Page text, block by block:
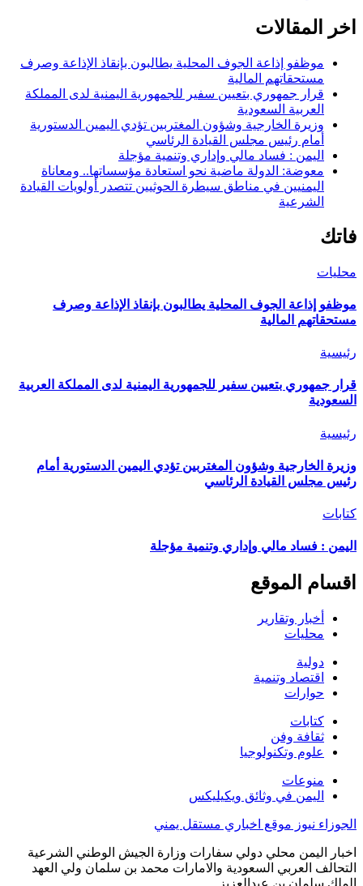
اخر المقالات
موظفو إذاعة الجوف المحلية يطالبون بإنقاذ الإذاعة وصرف
مستحقاتهم المالية
قرار جمهوري بتعيين سفير للجمهورية اليمنية لدى المملكة
العربية السعودية
وزيرة الخارجية وشؤون المغتربين تؤدي اليمين الدستورية
أمام رئيس مجلس القيادة الرئاسي
اليمن : فساد مالي وإداري وتنمية مؤجلة
معوضة: الدولة ماضية نحو استعادة مؤسساتها.. ومعاناة
اليمنيين في مناطق سيطرة الحوثيين تتصدر أولويات القيادة
الشرعية
فاتك
محليات
موظفو إذاعة الجوف المحلية يطالبون بإنقاذ الإذاعة وصرف
مستحقاتهم المالية
رئيسية
قرار جمهوري بتعيين سفير للجمهورية اليمنية لدى المملكة العربية
السعودية
رئيسية
وزيرة الخارجية وشؤون المغتربين تؤدي اليمين الدستورية أمام
رئيس مجلس القيادة الرئاسي
كتابات
اليمن : فساد مالي وإداري وتنمية مؤجلة
اقسام الموقع
أخبار وتقارير
محليات
دولية
اقتصاد وتنمية
حوارات
كتابات
ثقافة وفن
علوم وتكنولوجيا
منوعات
اليمن في وثائق ويكيليكس
الجوزاء نيوز موقع اخباري مستقل يمني
اخبار اليمن محلي دولي سفارات وزارة الجيش الوطني الشرعية
التحالف العربي السعودية والامارات محمد بن سلمان ولي العهد
الملك سلمان بن عبدالعزيز